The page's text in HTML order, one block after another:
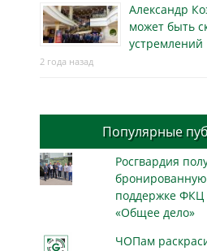
Александр
может быть
устремлений
2 года назад
Популярные
Росгвардия
поддержке
«Общее дело»
ЧОПам